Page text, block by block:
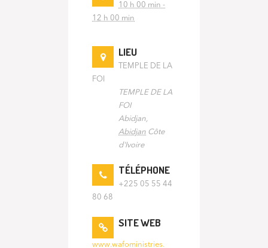
10 h 00 min -
12 h 00 min
LIEU
TEMPLE DE LA
FOI
TEMPLE DE LA
FOI
Abidjan
Abidjan Côte
d'Ivoire
TÉLÉPHONE
+225 05 55 44
80 68
SITE WEB
www.wafoministries.